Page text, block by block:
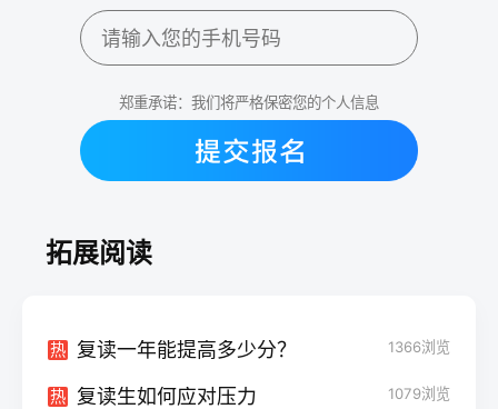
郑重承诺：我们将严格保密您的个人信息
拓展阅读
热 复读一年能提高多少分？ 1366浏览
热 复读生如何应对压力 1079浏览